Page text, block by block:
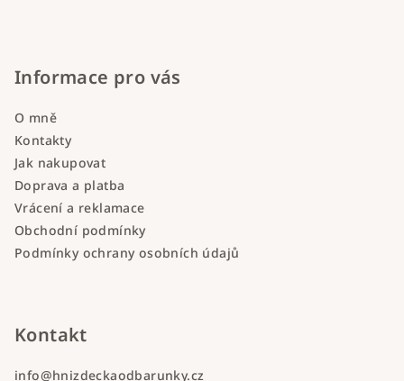
Informace pro vás
O mně
Kontakty
Jak nakupovat
Doprava a platba
Vrácení a reklamace
Obchodní podmínky
Podmínky ochrany osobních údajů
Kontakt
info@hnizdeckaodbarunky.cz